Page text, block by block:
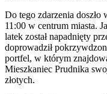
Do tego zdarzenia doszło
11:00 w centrum miasta.
latek został napadnięty
doprowadził
portfel, w którym
Mieszkaniec Prudnika
złotych.